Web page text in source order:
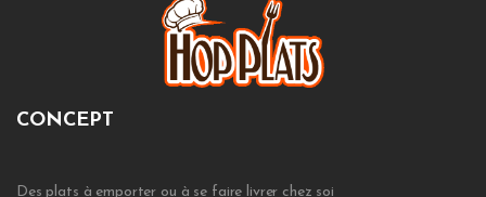
CONCEPT
Des plats à emporter ou à se faire livrer chez soi